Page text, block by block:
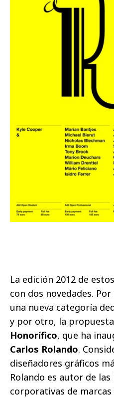
La edición 2012 de
con dos novedades.
una nueva categoría
y por otro, la
Honorífico, que ha
Carlos Rolando.
diseñadores gráficos
Rolando es autor de
corporativas de marcas